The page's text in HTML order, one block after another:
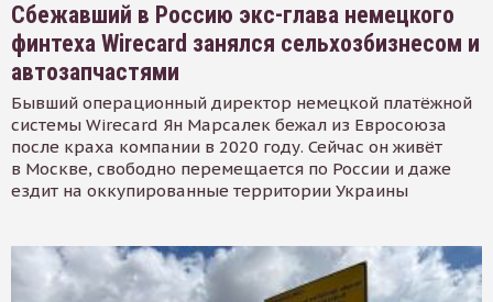
Сбежавший в Россию экс-глава немецкого
финтеха Wirecard занялся сельхозбизнесом и
автозапчастями
Бывший операционный директор немецкой платёжной
системы Wirecard Ян Марсалек бежал из Евросоюза
после краха компании в 2020 году. Сейчас он живёт
в Москве, свободно перемещается по России и даже
ездит на оккупированные территории Украины